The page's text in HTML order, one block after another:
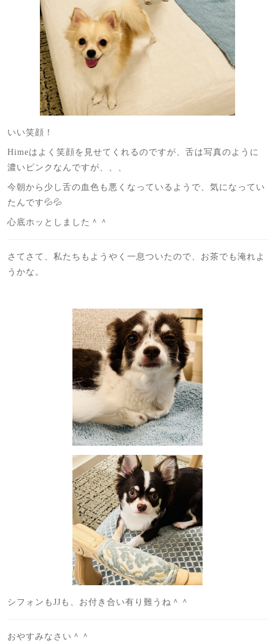
いい笑顔！
Himeはよく笑顔を見せてくれるのですが、舌は写真のように
濃いピンクなんですが、、、
今朝から少し舌の血色も悪くなっているようで、気になってい
たんです💦💦
心底ホッとしました＾＾
さてさて、私たちもようやく一息ついたので、お茶でも淹れよ
うかな。
シフォンもJJも、お付き合い有り難うね＾＾
おやすみなさい＾＾